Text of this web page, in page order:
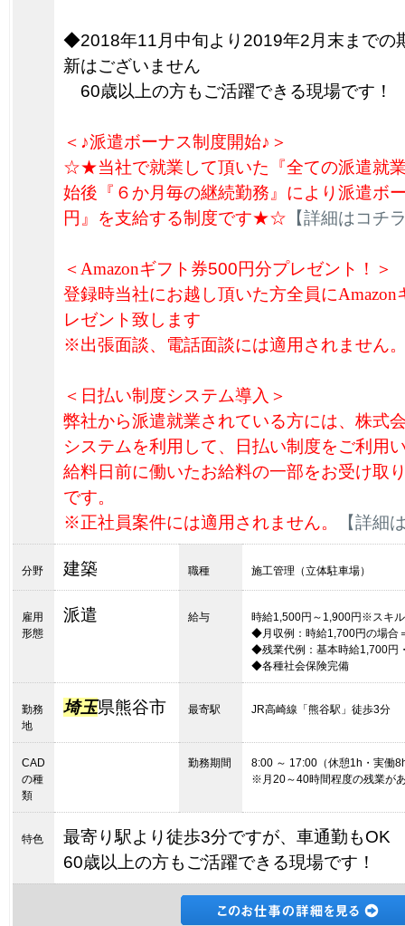
◆2018年11月中旬より2019年2月末までの
新はございません
60歳以上の方もご活躍できる現場です！
＜♪派遣ボーナス制度開始♪＞
☆★当社で就業して頂いた『全ての派遣就
始後『６か月毎の継続勤務』により派遣ボ
円』を支給する制度です★☆ 【詳細はコチ
＜ Amazonギフト券500円分プレゼント！＞
登録時当社にお越し頂いた方全員にAmazon
レゼント致します
※出張面談、電話面談には適用されません
＜日払い制度システム導入＞
弊社から派遣就業されている方には、株式
システムを利用して、日払い制度をご利用
給料日前に働いたお給料の一部をお受け取
です。
※正社員案件には適用されません。
【詳細
分野 建築 職種 施工管理（立体駐車場）
雇用
形態
派遣 給与
時給1,500円～1,900円※スキ
◆月収例：時給1,700円の場合
◆残業代例：基本時給1,700円
◆各種社会保険完備
勤務
地
埼玉県熊谷市 最寄駅 JR高崎線「熊谷駅」徒歩3分
CAD
の種
類
勤務期間
8:00 ～ 17:00（休憩1h・実働
※月20～40時間程度の残業が
特色
最寄り駅より徒歩3分ですが、車通勤もOK
60歳以上の方もご活躍できる現場です！